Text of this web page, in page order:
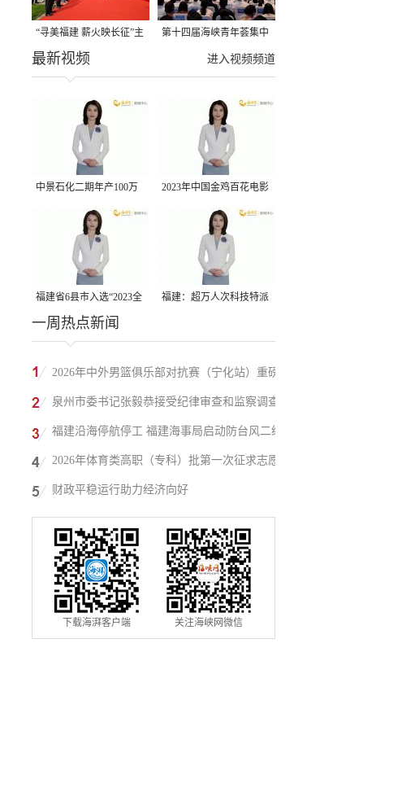
“寻美福建 薪火映长征”主
题活动在龙岩长汀启动
第十四届海峡青年荟集中
阶段活动在福州举行
进入视频频道
最新视频
中景石化二期年产100万
吨丙烷脱氢项目建成中交
2023年中国金鸡百花电影
节有福电影巡展31日启动
福建省6县市入选“2023全
国县域发展潜力百强县”
福建：超万人次科技特派
一周热点新闻
2026年中外男篮俱乐部对抗赛（宁化站）重磅
来袭！抢票通道即将开启→
泉州市委书记张毅恭接受纪律审查和监察调查
福建沿海停航停工 福建海事局启动防台风二级
应急响应
2026年体育类高职（专科）批第一次征求志愿
填报
财政平稳运行助力经济向好
下载海湃客户端 关注海峡网微信